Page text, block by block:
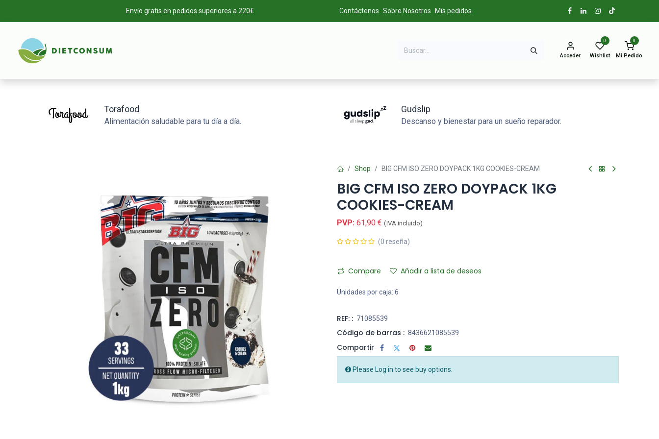
Envío gratis en pedidos superiores a 220€ Contáctenos Sobre Nosotros Mis pedidos
Acceder
0
Wishlist
0
Mi Pedido
Torafood
Alimentación saludable para tu día a día.
Gudslip
Descanso y bienestar para un sueño reparador.
Shop BIG CFM ISO ZERO DOYPACK 1KG COOKIES-CREAM
BIG CFM ISO ZERO DOYPACK 1KG
COOKIES-CREAM
PVP: 61,90 € (IVA incluido)
(0 reseña)
Compare Añadir a lista de deseos
Unidades por caja: 6
REF: : 71085539
Código de barras : 8436621085539
Compartir
Please Log in to see buy options.